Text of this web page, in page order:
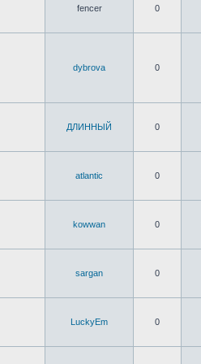
fencer 0
dybrova 0
ДЛИННЫЙ 0
atlantic 0
kowwan 0
sargan 0
LuckyEm 0